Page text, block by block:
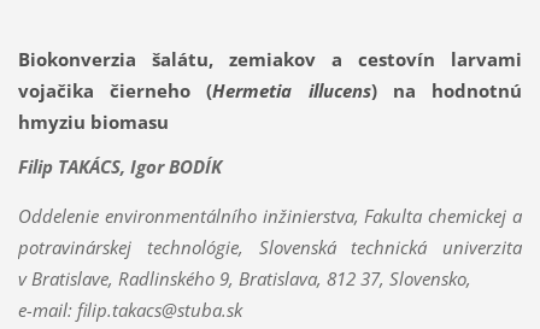
Biokonverzia šalátu, zemiakov a cestovín larvami
vojačika čierneho (Hermetia illucens) na hodnotnú
hmyziu biomasu
Filip TAKÁCS, Igor BODÍK
Oddelenie environmentálního inžinierstva, Fakulta chemickej a
potravinárskej technológie, Slovenská technická univerzita
v Bratislave, Radlinského 9, Bratislava, 812 37, Slovensko,
e-mail: filip.takacs@stuba.sk